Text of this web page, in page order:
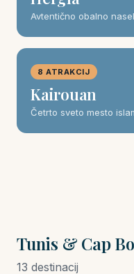
Avtentično obalno
8 ATRAKCIJ
Kairouan
Četrto sveto mesto
Tunis & Cap
13 destinacij